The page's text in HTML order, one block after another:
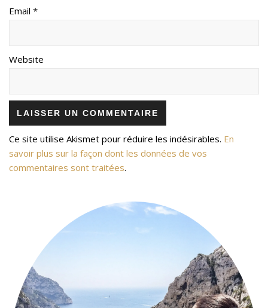
Email *
Website
Ce site utilise Akismet pour réduire les indésirables. En
savoir plus sur la façon dont les données de vos
commentaires sont traitées.